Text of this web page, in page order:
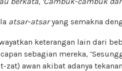
atsar-atsaryang semakna
keterangan lain dari
sebagian mereka,
awan akibat adanya